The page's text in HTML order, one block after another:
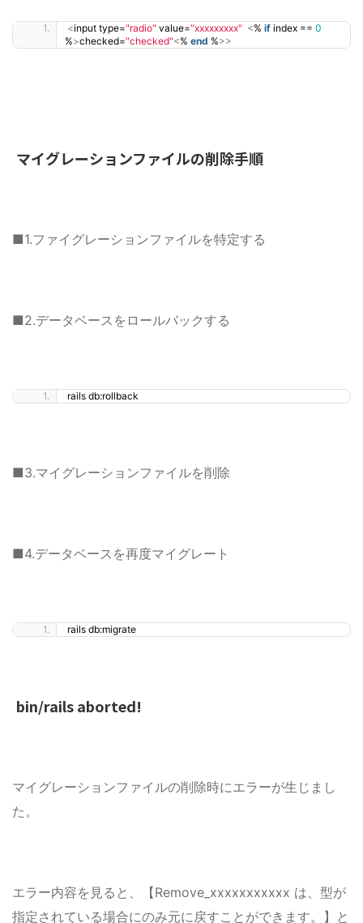
<input type="radio" value="xxxxxxxxx" <% if index == 0
%>checked="checked"<% end %>>
マイグレーションファイルの削除手順
■1.ファイグレーションファイルを特定する
■2.データベースをロールバックする
rails db:rollback
■3.マイグレーションファイルを削除
■4.データベースを再度マイグレート
rails db:migrate
bin/rails aborted!
マイグレーションファイルの削除時にエラーが生じまし
た。
エラー内容を見ると、【Remove_xxxxxxxxxxx は、型が
指定されている場合にのみ元に戻すことができます。】と